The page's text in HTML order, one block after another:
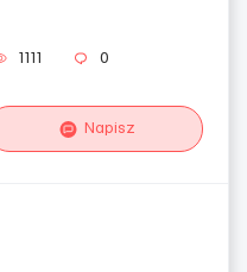
1111 0
Napisz